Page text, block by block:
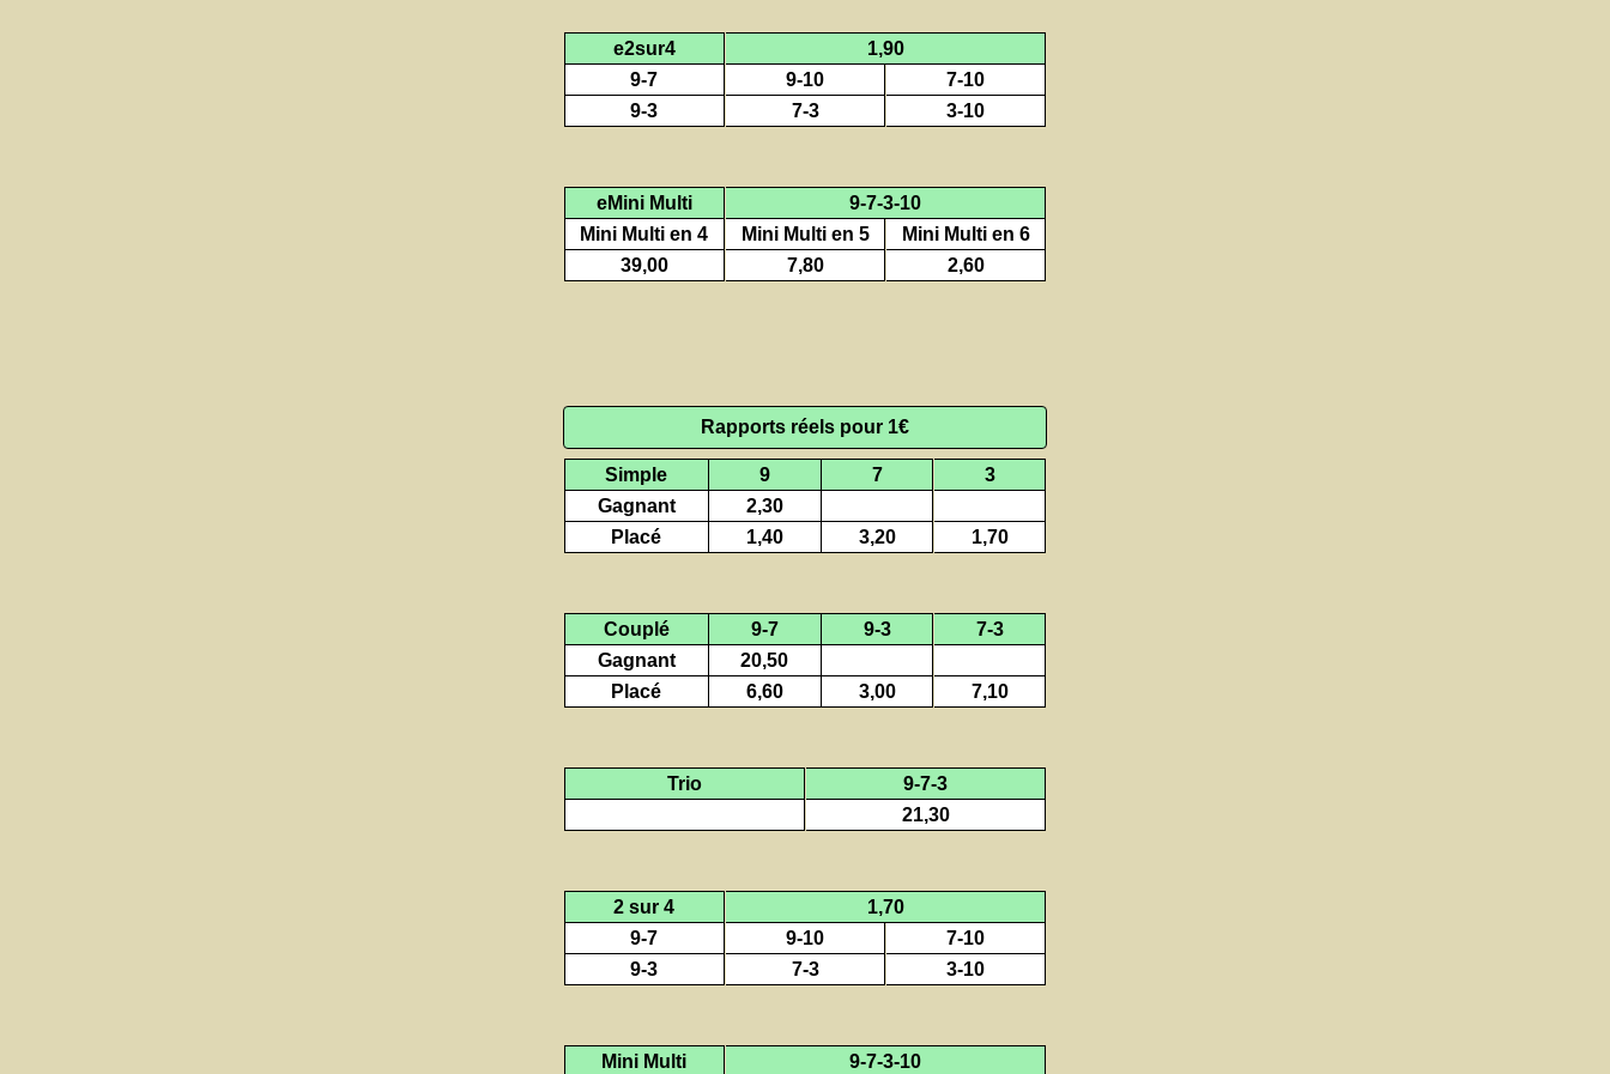
e2sur4
1,90
9-7
9-10
7-10
9-3
7-3 3-10
eMini Multi
9-7-3-10
Mini Multi en 4
Mini Multi en 5
Mini Multi en 6
39,00
7,80 2,60
Rapports réels pour 1€
Simple 9 7
3
Gagnant
2,30
Placé
1,40 3,20 1,70
Couplé 9-7 9-3
7-3
Gagnant
20,50
Placé
6,60 3,00 7,10
Trio
9-7-3
21,30
2 sur 4
1,70
9-7
9-10
7-10
9-3
7-3 3-10
Mini Multi
9-7-3-10